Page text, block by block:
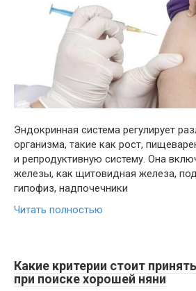
Эндокринная система регулирует
организма, такие как рост,
и репродуктивную систему. Она
железы, как щитовидная железа,
гипофиз, надпочечники
Читать полностью
Какие критерии стоит
при поиске хорошей няни